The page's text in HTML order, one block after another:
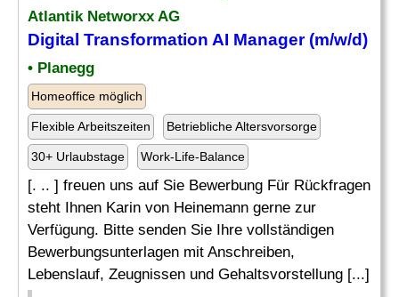
Atlantik Networxx AG
Digital Transformation AI Manager (m/w/d)
• Planegg
Homeoffice möglich
Flexible Arbeitszeiten Betriebliche Altersvorsorge
30+ Urlaubstage Work-Life-Balance
[. .. ] freuen uns auf Sie Bewerbung Für Rückfragen
steht Ihnen Karin von Heinemann gerne zur
Verfügung. Bitte senden Sie Ihre vollständigen
Bewerbungsunterlagen mit Anschreiben,
Lebenslauf, Zeugnissen und Gehaltsvorstellung [...]